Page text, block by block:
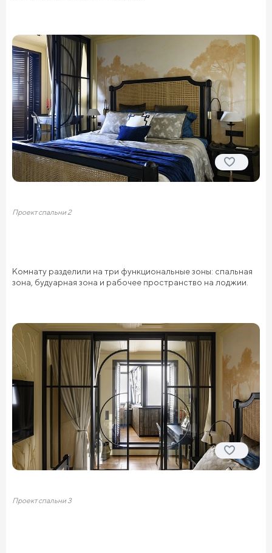
Проект спальни 2
Комнату разделили на три функциональные зоны: спальная
зона, будуарная зона и рабочее пространство на лоджии.
Проект спальни 3